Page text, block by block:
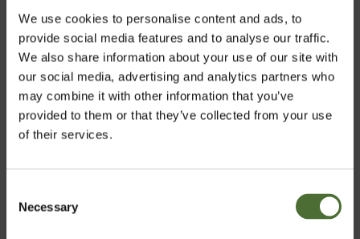
We use cookies to personalise content and ads, to
provide social media features and to analyse our traffic.
We also share information about your use of our site with
our social media, advertising and analytics partners who
may combine it with other information that you’ve
provided to them or that they’ve collected from your use
of their services.
Selection
Necessary
Beskjed*